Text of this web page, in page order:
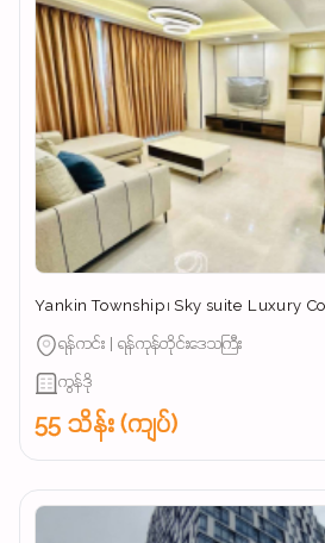
Yankin Township ၊ Sky suite Luxury
ရန်ကင်း | ရန်ကုန်တိုင်းဒေသကြီး
ကွန်ဒို
55 သိန်း (ကျပ်)